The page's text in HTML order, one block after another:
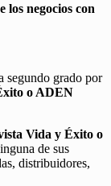
los negocios con
segundo grado por
o ADEN
Vida y Éxito o
de sus
distribuidores,